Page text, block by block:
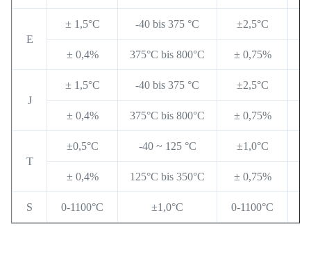
E
± 1,5°C -40 bis 375 °C ±2,5°C
± 0,4% 375°C bis 800°C ± 0,75%
J
± 1,5°C -40 bis 375 °C ±2,5°C
± 0,4% 375°C bis 800°C ± 0,75%
T
±0,5°C -40 ~ 125 °C ±1,0°C
± 0,4% 125°C bis 350°C ± 0,75%
S 0-1100°C ±1,0°C 0-1100°C